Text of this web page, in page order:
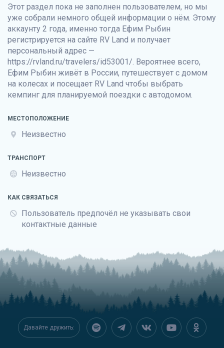
Этот раздел пока не заполнен пользователем, но мы
уже собрали немного общей информации о нём. Этому
аккаунту 2 года, именно тогда Ефим Рыбин
регистрируется на сайте RV Land и получает
персональный адрес —
https://rvland.ru/travelers/id53001/. Вероятнее всего,
Ефим Рыбин живёт в России, путешествует с домом
на колесах и посещает RV Land чтобы выбрать
кемпинг для планируемой поездки с автодомом.
МЕСТОПОЛОЖЕНИЕ
Неизвестно
ТРАНСПОРТ
Неизвестно
КАК СВЯЗАТЬСЯ
Пользователь предпочёл не указывать свои
контактные данные
Давайте дружить: